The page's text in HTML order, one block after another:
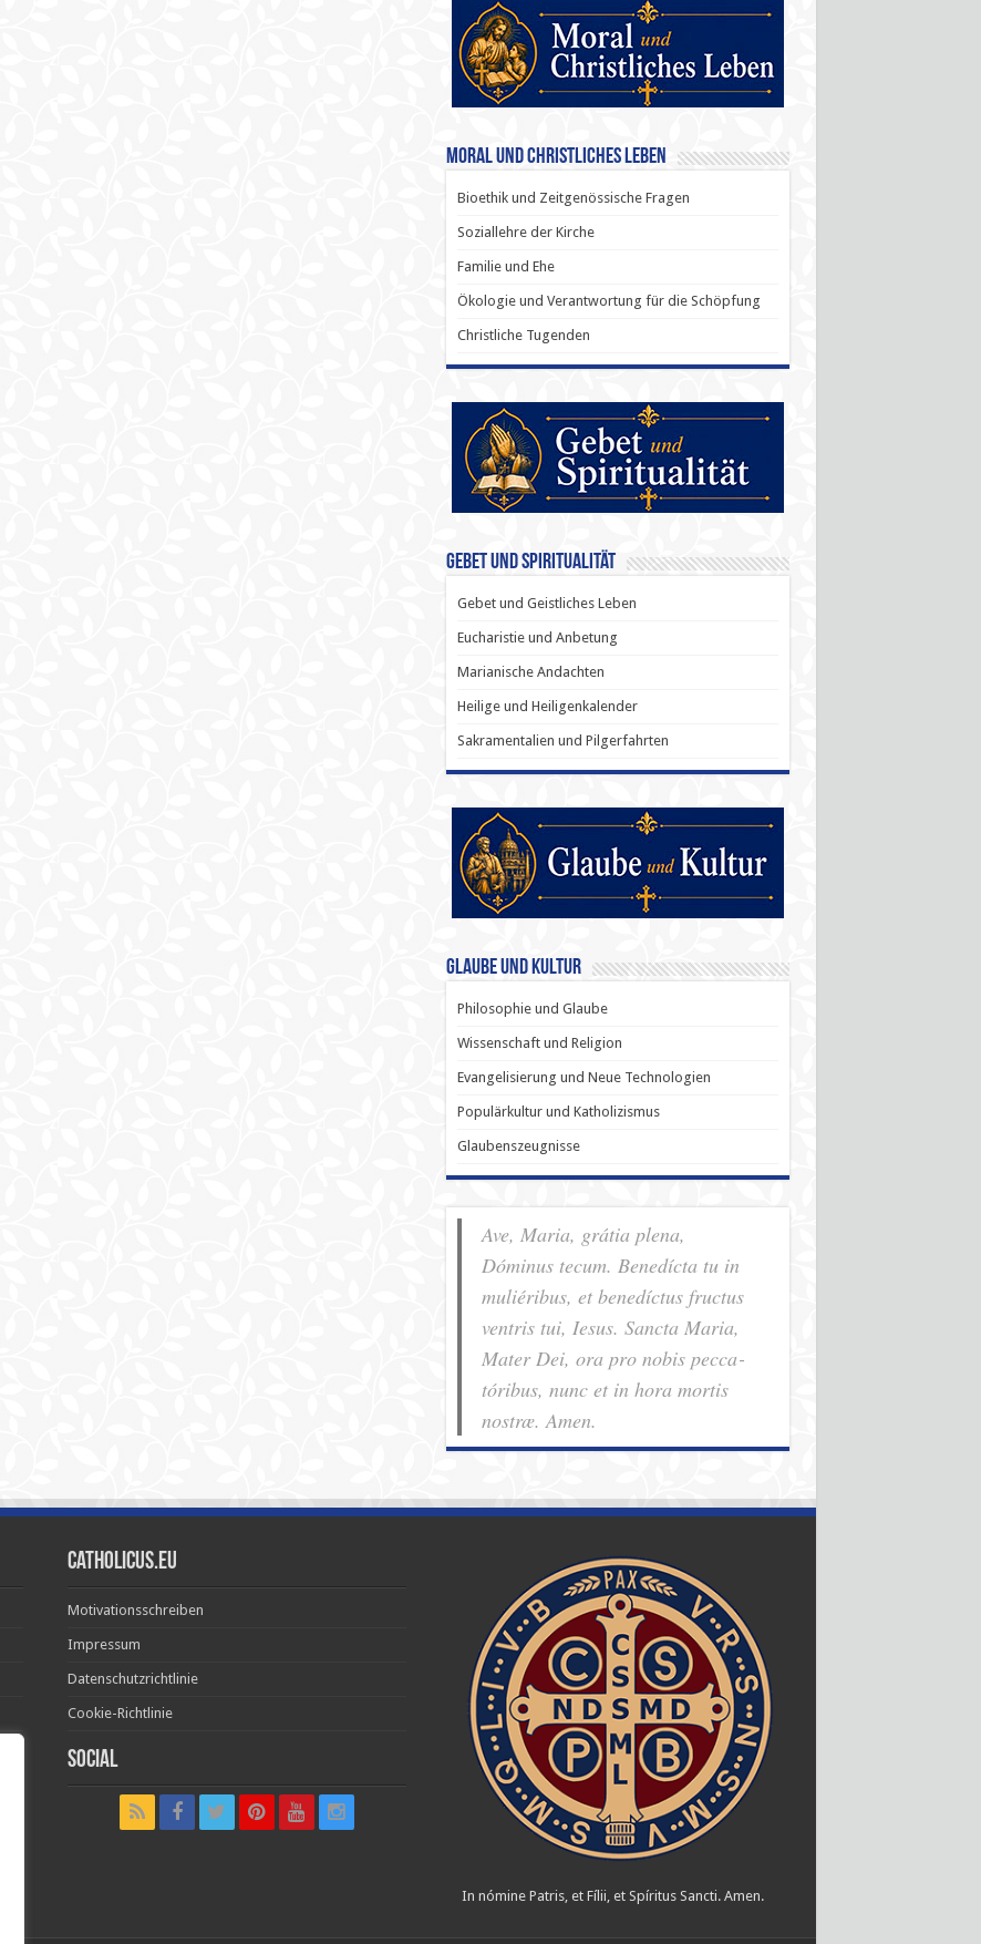
Moral und Christliches Leben
Bioethik und Zeitgenössische Fragen
Soziallehre der Kirche
Familie und Ehe
Ökologie und Verantwortung für die Schöpfung
Christliche Tugenden
Gebet und Spiritualität
Gebet und Geistliches Leben
Eucharistie und Anbetung
Marianische Andachten
Heilige und Heiligenkalender
Sakramentalien und Pilgerfahrten
Glaube und Kultur
Philosophie und Glaube
Wissenschaft und Religion
Evangelisierung und Neue Technologien
Populärkultur und Katholizismus
Glaubenszeugnisse
Ave, Maria, grátia plena,
Dóminus tecum. Benedícta tu in
muliéribus, et benedíctus fructus
ventris tui, Iesus. Sancta Maria,
Mater Dei, ora pro nobis pec­ca­
tóribus, nunc et in hora mortis
nostræ. Amen.
Catholicus.eu
Motivationsschreiben
Impressum
Datenschutzrichtlinie
Cookie-Richtlinie
Social
In nómine Patris, et Fílii, et Spíritus Sancti. Amen.